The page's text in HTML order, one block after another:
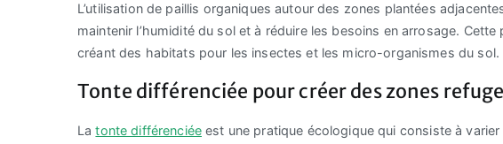
L’utilisation de paillis organiques autour des zones plantées
maintenir l’humidité du sol et à réduire les besoins en arrosage.
créant des habitats pour les insectes et les micro-organismes du sol.
Tonte différenciée pour créer des zones
Latonte différenciée est une pratique écologique qui consiste à